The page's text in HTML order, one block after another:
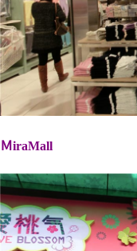
ＭiraMall